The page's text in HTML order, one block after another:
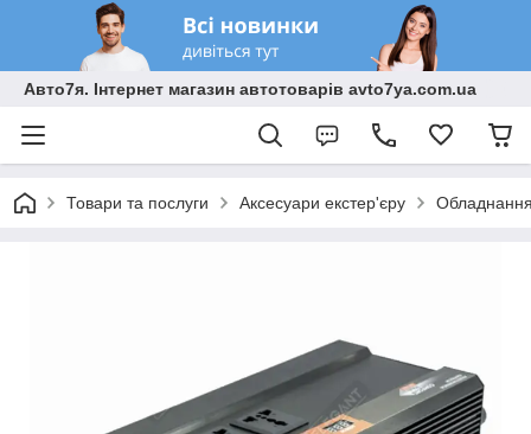
Авто7я. Інтернет магазин автотоварів avto7ya.com.ua
Товари та послуги Аксесуари екстер'єру